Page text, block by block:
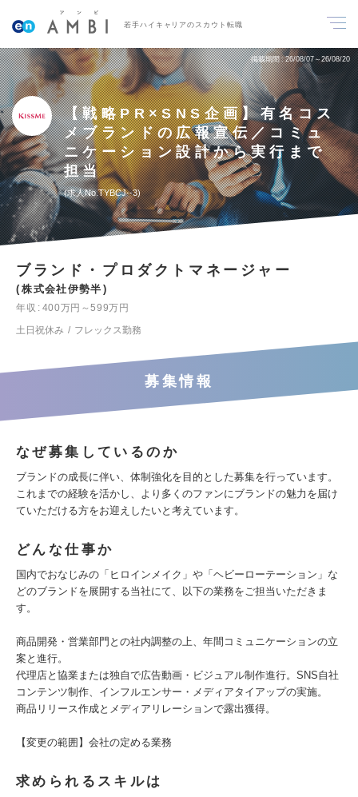
若手ハイキャリアのスカウト転職
掲載期間 26/08/07～26/08/20
【戦略PR×SNS企画】有名コス
メブランドの広報宣伝／コミュ
ニケーション設計から実行まで
担当
求人No.TYBCJ--3
ブランド・プロダクトマネージャー
株式会社伊勢半
年収
400万円～599万円
土日祝休み
フレックス勤務
募集情報
なぜ募集しているのか
ブランドの成長に伴い、体制強化を目的とした募集を行っています。
これまでの経験を活かし、より多くのファンにブランドの魅力を届け
ていただける方をお迎えしたいと考えています。
どんな仕事か
国内でおなじみの「ヒロインメイク」や「ヘビーローテーション」な
どのブランドを展開する当社にて、以下の業務をご担当いただきま
す。
商品開発・営業部門との社内調整の上、年間コミュニケーションの立
案と進行。
代理店と協業または独自で広告動画・ビジュアル制作進行。SNS自社
コンテンツ制作、インフルエンサー・メディアタイアップの実施。
商品リリース作成とメディアリレーションで露出獲得。
【変更の範囲】会社の定める業務
求められるスキルは